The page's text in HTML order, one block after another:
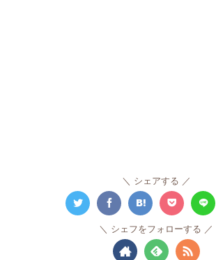
シェアする
シェフをフォローする